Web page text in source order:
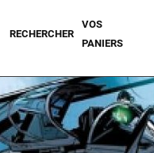
RECHERCHER
VOS
PANIERS